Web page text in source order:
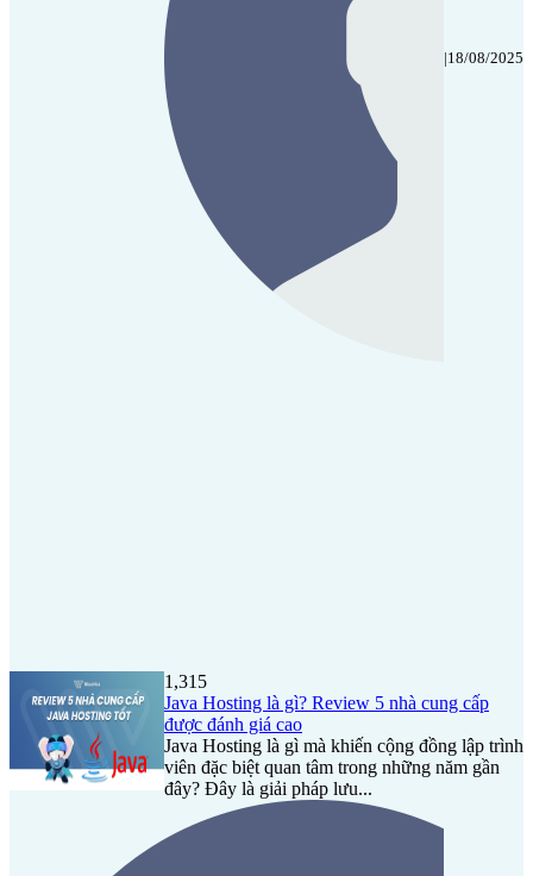
|18/08/2025
1,315
Java Hosting là gì? Review 5 nhà cung cấp
được đánh giá cao
Java Hosting là gì mà khiến cộng đồng lập trình
viên đặc biệt quan tâm trong những năm gần
đây? Đây là giải pháp lưu...